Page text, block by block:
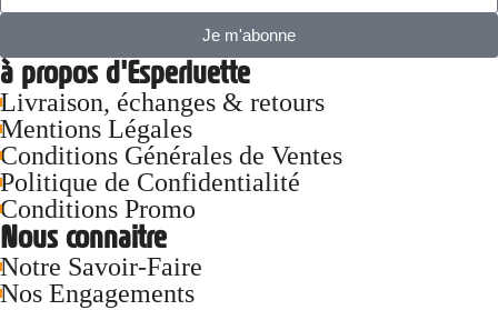
Je m'abonne
à propos d'Esperluette
Livraison, échanges & retours
Mentions Légales
Conditions Générales de Ventes
Politique de Confidentialité
Conditions Promo
Nous connaitre
Notre Savoir-Faire
Nos Engagements